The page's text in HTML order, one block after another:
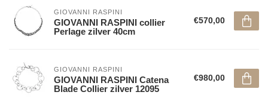
GIOVANNI RASPINI
GIOVANNI RASPINI collier
Perlage zilver 40cm
€570,00
GIOVANNI RASPINI
GIOVANNI RASPINI Catena
Blade Collier zilver 12095
€980,00